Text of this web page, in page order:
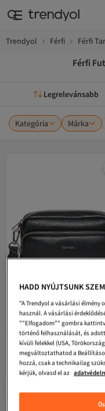
Trendyol Férfi Férfi
Férfi
Legrelevánsabb
Kategória Márka
#2. legtöbbször megtekintett
Calvin Klein
Férfi Crossbody
LV04D3159GUB1
Legalacsonyabb (30 nap)
Ingyenes szállítás
Legalacsonyabb (30 nap)
34 227Ft
HADD NYÚJTSUNK
"A Trendyol a vásárlási
használ. A vásárlási
""Elfogadom"" gombra
történő felhasználását, és
kívüli felekkel (USA,
megváltoztathatod a
hozzá, csak a technikailag
kérjük, olvasd el az